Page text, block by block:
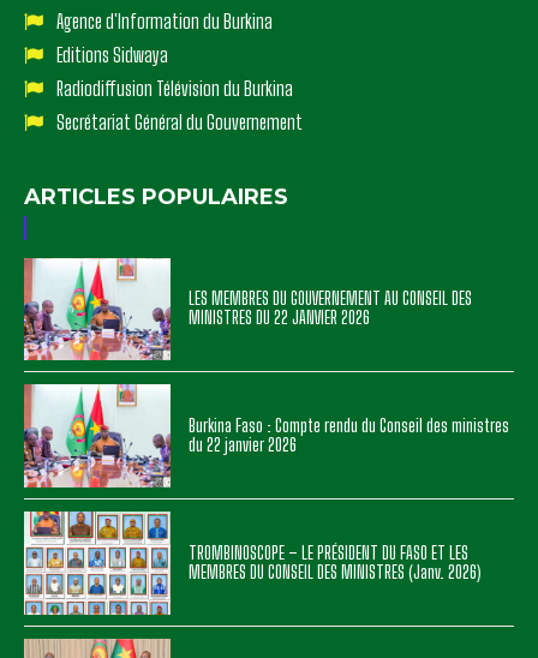
Agence d'Information du Burkina
Editions Sidwaya
Radiodiffusion Télévision du Burkina
Secrétariat Général du Gouvernement
ARTICLES POPULAIRES
LES MEMBRES DU GOUVERNEMENT AU CONSEIL DES
MINISTRES DU 22 JANVIER 2026
Burkina Faso : Compte rendu du Conseil des ministres
du 22 janvier 2026
TROMBINOSCOPE – LE PRÉSIDENT DU FASO ET LES
MEMBRES DU CONSEIL DES MINISTRES (Janv. 2026)